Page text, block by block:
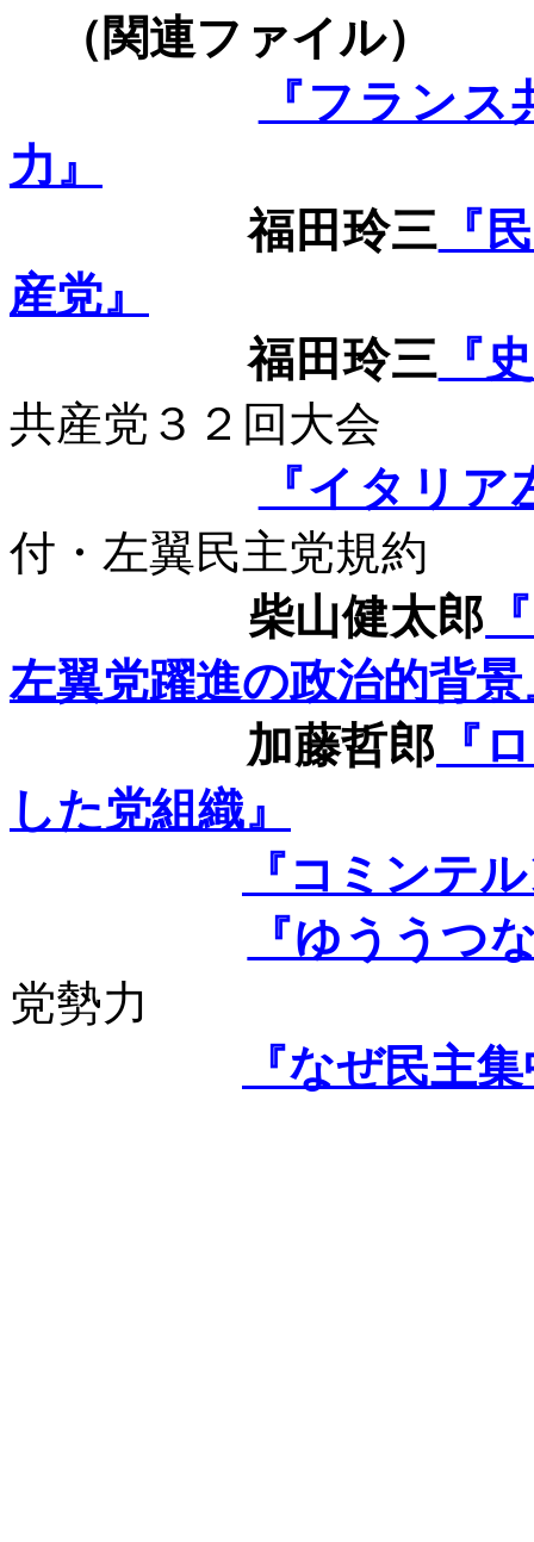
（関連ファイル）
『フラン
力』
福田玲三 『
産党』
福田玲三 『
共産党３２回大会
『イタリ
付・左翼民主党規約
柴山健太郎
左翼党躍進の政治的背景
加藤哲郎 『
した党組織』
『コミンテ
『ゆううつ
党勢力
『なぜ民主